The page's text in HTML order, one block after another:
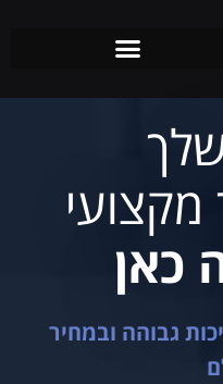
כאן
גבוהה ובמחיר